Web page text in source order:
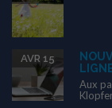
AVR 15
Aux